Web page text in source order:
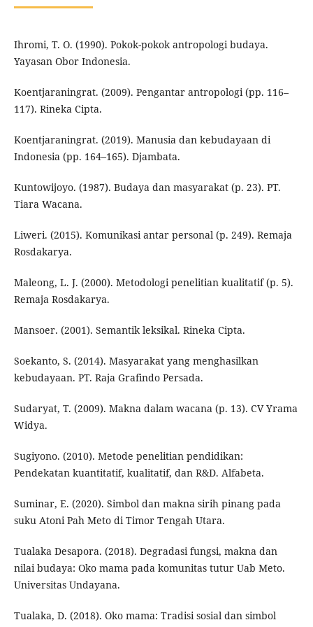
Ihromi, T. O. (1990). Pokok-pokok antropologi budaya.
Yayasan Obor Indonesia.
Koentjaraningrat. (2009). Pengantar antropologi (pp. 116–
117). Rineka Cipta.
Koentjaraningrat. (2019). Manusia dan kebudayaan di
Indonesia (pp. 164–165). Djambata.
Kuntowijoyo. (1987). Budaya dan masyarakat (p. 23). PT.
Tiara Wacana.
Liweri. (2015). Komunikasi antar personal (p. 249). Remaja
Rosdakarya.
Maleong, L. J. (2000). Metodologi penelitian kualitatif (p. 5).
Remaja Rosdakarya.
Mansoer. (2001). Semantik leksikal. Rineka Cipta.
Soekanto, S. (2014). Masyarakat yang menghasilkan
kebudayaan. PT. Raja Grafindo Persada.
Sudaryat, T. (2009). Makna dalam wacana (p. 13). CV Yrama
Widya.
Sugiyono. (2010). Metode penelitian pendidikan:
Pendekatan kuantitatif, kualitatif, dan R&D. Alfabeta.
Suminar, E. (2020). Simbol dan makna sirih pinang pada
suku Atoni Pah Meto di Timor Tengah Utara.
Tualaka Desapora. (2018). Degradasi fungsi, makna dan
nilai budaya: Oko mama pada komunitas tutur Uab Meto.
Universitas Undayana.
Tualaka, D. (2018). Oko mama: Tradisi sosial dan simbol